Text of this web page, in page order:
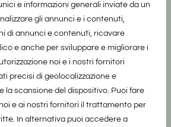
e informazioni generali inviate da un
gli annunci e i contenuti,
di annunci e contenuti, ricavare
e anche per sviluppare e migliorare i
noi e i nostri fornitori
precisi di geolocalizzazione e
la scansione del dispositivo. Puoi fare
e ai nostri fornitori il trattamento per
In alternativa puoi accedere a
considerarsi un prodotto
legge n. 62 del 7/03/2001.